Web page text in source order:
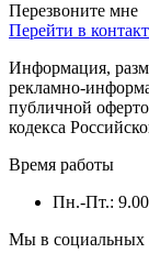
Перезвоните мне
Перейти в
Информация,
рекламно-
публичной
кодекса
Время работы
Пн.-Пт.:
Мы в социальных